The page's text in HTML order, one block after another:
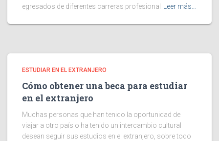
egresados de diferentes carreras profesional
Leer más…
ESTUDIAR EN EL EXTRANJERO
Cómo obtener una beca para estudiar
en el extranjero
Muchas personas que han tenido la oportunidad de
viajar a otro país o ha tenido un intercambio cultural
desean seguir sus estudios en el extranjero, sobre todo